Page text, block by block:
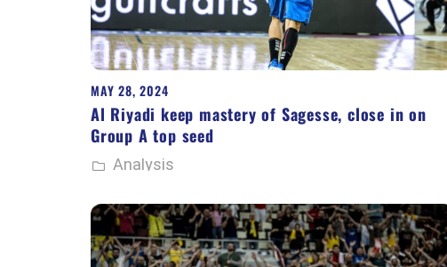
MAY 28, 2024
Al Riyadi keep mastery of Sagesse, close in on
Group A top seed
Analysis